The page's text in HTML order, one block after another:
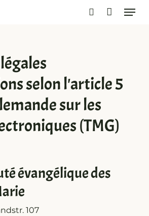
selon l'article 5
sur les
(TMG)
évangélique des
107